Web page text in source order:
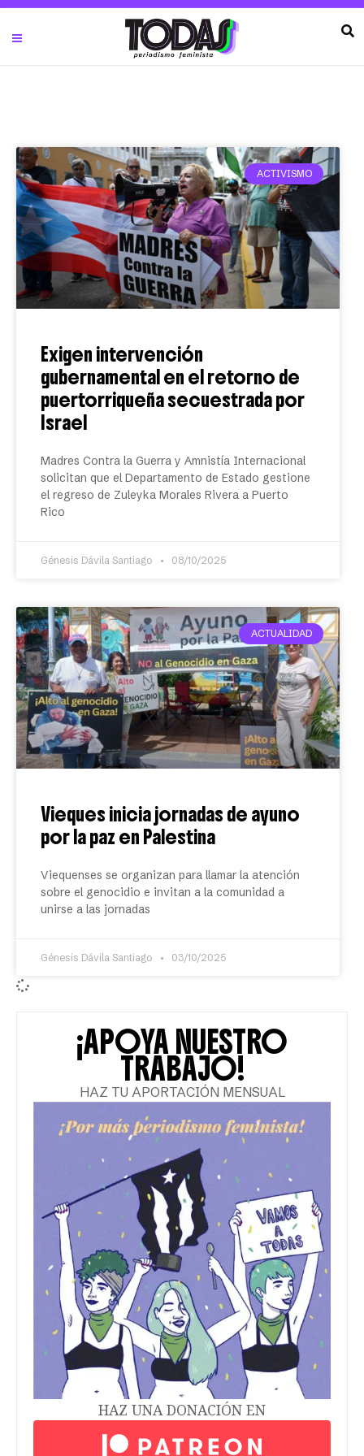
ACTIVISMO
Exigen intervención
gubernamental en el retorno de
puertorriqueña secuestrada por
Israel
Madres Contra la Guerra y Amnistía Internacional
solicitan que el Departamento de Estado gestione
el regreso de Zuleyka Morales Rivera a Puerto
Rico
Génesis Dávila Santiago 08/10/2025
ACTUALIDAD
Vieques inicia jornadas de ayuno
por la paz en Palestina
Viequenses se organizan para llamar la atención
sobre el genocidio e invitan a la comunidad a
unirse a las jornadas
Génesis Dávila Santiago 03/10/2025
¡APOYA NUESTRO
TRABAJO!
HAZ TU APORTACIÓN MENSUAL
HAZ UNA DONACIÓN EN